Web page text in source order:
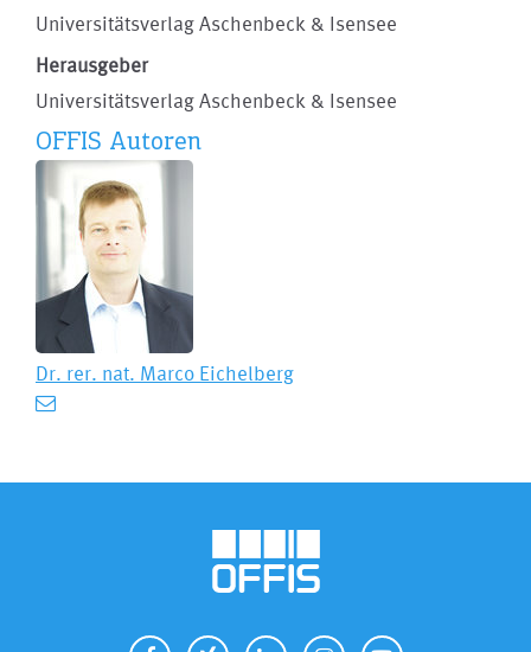
Universitätsverlag Aschenbeck & Isensee
Herausgeber
Universitätsverlag Aschenbeck & Isensee
OFFIS Autoren
Dr. rer. nat. Marco Eichelberg